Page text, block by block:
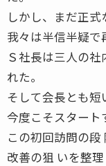
しかし、まだ正式
我々は半信半疑で
Ｓ社長は三人の
れた。
そして会長とも短
今度こそスタート
この初回訪問の
改善の狙 いを整理